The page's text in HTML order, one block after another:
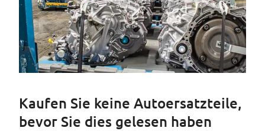
Kaufen Sie keine Autoersatzteile,
bevor Sie dies gelesen haben